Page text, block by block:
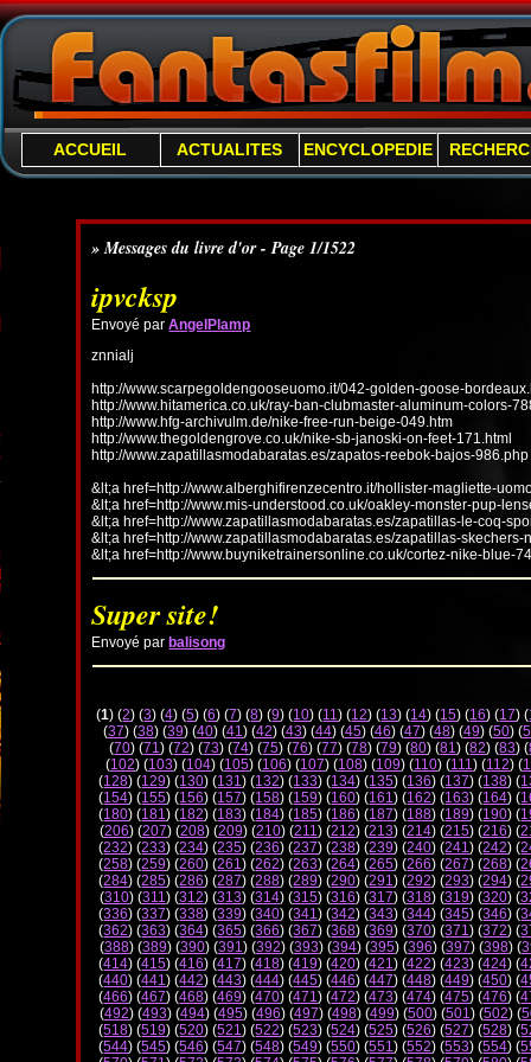
ACCUEIL ACTUALITES ENCYCLOPEDIE
» Messages du livre d'or - Page 1/1522
ipvcksp
Envoyé parAngelPlamp
znnialj
http://www.scarpegoldengooseuomo.it/042-golden-goose-
http://www.hitamerica.co.uk/ray-ban-clubmaster-aluminum-colors-
http://www.hfg-archivulm.de/nike-free-run-beige-049.htm
http://www.thegoldengrove.co.uk/nike-sb-janoski-on-feet-171.html
http://www.zapatillasmodabaratas.es/zapatos-reebok-bajos-986.php
&lt;a href=http://www.alberghifirenzecentro.it/hollister-magliette-
&lt;a href=http://www.mis-understood.co.uk/oakley-monster-pup-
&lt;a href=http://www.zapatillasmodabaratas.es/zapatillas-le-coq-
&lt;a href=http://www.zapatillasmodabaratas.es/zapatillas-
&lt;a href=http://www.buyniketrainersonline.co.uk/cortez-nike-blue-
Super site!
Envoyé par balisong
(1) (2) (3) (4) (5) (6) (7) (8) (9) (10) (11) (12) (13) (14) (15) (16) (17) (
(37) (38) (39) (40) (41) (42) (43) (44) (45) (46) (47) (48) (49) (50) (
(70) (71) (72) (73) (74) (75) (76) (77) (78) (79) (80) (81) (82) (83) (
(102) (103) (104) (105) (106) (107) (108) (109) (110) (111) (112) (
(128) (129) (130) (131) (132) (133) (134) (135) (136) (137) (138) (
(154) (155) (156) (157) (158) (159) (160) (161) (162) (163) (164) (
(180) (181) (182) (183) (184) (185) (186) (187) (188) (189) (190) (
(206) (207) (208) (209) (210) (211) (212) (213) (214) (215) (216) (
(232) (233) (234) (235) (236) (237) (238) (239) (240) (241) (242) (
(258) (259) (260) (261) (262) (263) (264) (265) (266) (267) (268) (
(284) (285) (286) (287) (288) (289) (290) (291) (292) (293) (294) (
(310) (311) (312) (313) (314) (315) (316) (317) (318) (319) (320) (
(336) (337) (338) (339) (340) (341) (342) (343) (344) (345) (346) (
(362) (363) (364) (365) (366) (367) (368) (369) (370) (371) (372) (
(388) (389) (390) (391) (392) (393) (394) (395) (396) (397) (398) (
(414) (415) (416) (417) (418) (419) (420) (421) (422) (423) (424) (
(440) (441) (442) (443) (444) (445) (446) (447) (448) (449) (450) (
(466) (467) (468) (469) (470) (471) (472) (473) (474) (475) (476) (
(492) (493) (494) (495) (496) (497) (498) (499) (500) (501) (502) (
(518) (519) (520) (521) (522) (523) (524) (525) (526) (527) (528) (
(544) (545) (546) (547) (548) (549) (550) (551) (552) (553) (554) (